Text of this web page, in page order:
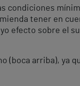
condiciones
tener en
efecto sobre el
(boca arriba), ya